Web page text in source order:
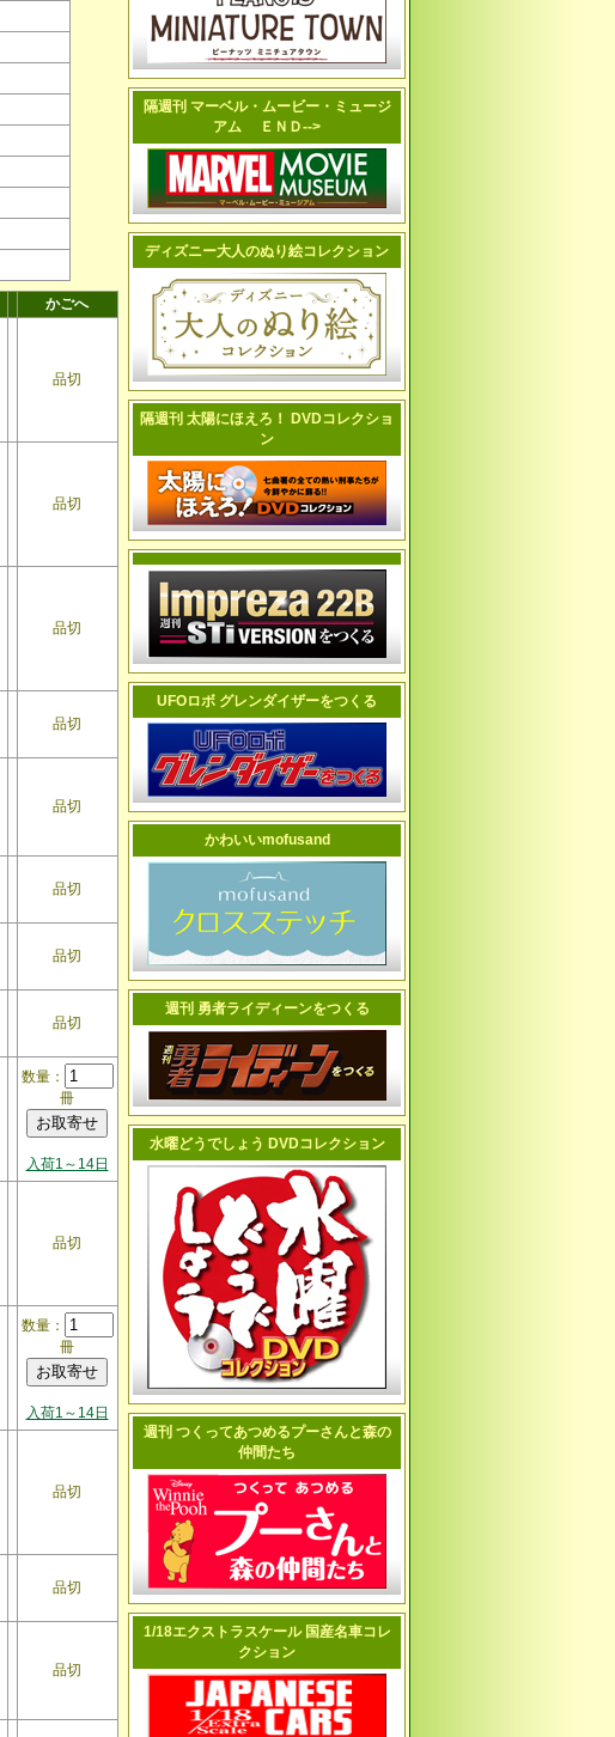
かごへ
品切
品切
品切
品切
品切
品切
品切
品切
数量：
冊
入荷1～14日
品切
数量：
冊
入荷1～14日
品切
品切
品切
隔週刊 マーベル・ムービー・ミュージ
アム ＥＮＤ-->
ディズニー大人のぬり絵コレクション
隔週刊 太陽にほえろ！ DVDコレクショ
ン
UFOロボ グレンダイザーをつくる
かわいいmofusand
週刊 勇者ライディーンをつくる
水曜どうでしょう DVDコレクション
週刊 つくってあつめるプーさんと森の
仲間たち
1/18エクストラスケール 国産名車コレ
クション